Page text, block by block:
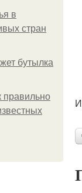
в
стран
бутылка
правильно